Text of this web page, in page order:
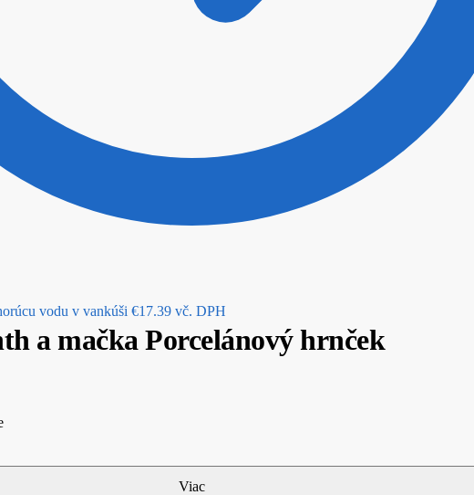
vodu v vankúši €17.39 vč. DPH
a mačka Porcelánový hrnček